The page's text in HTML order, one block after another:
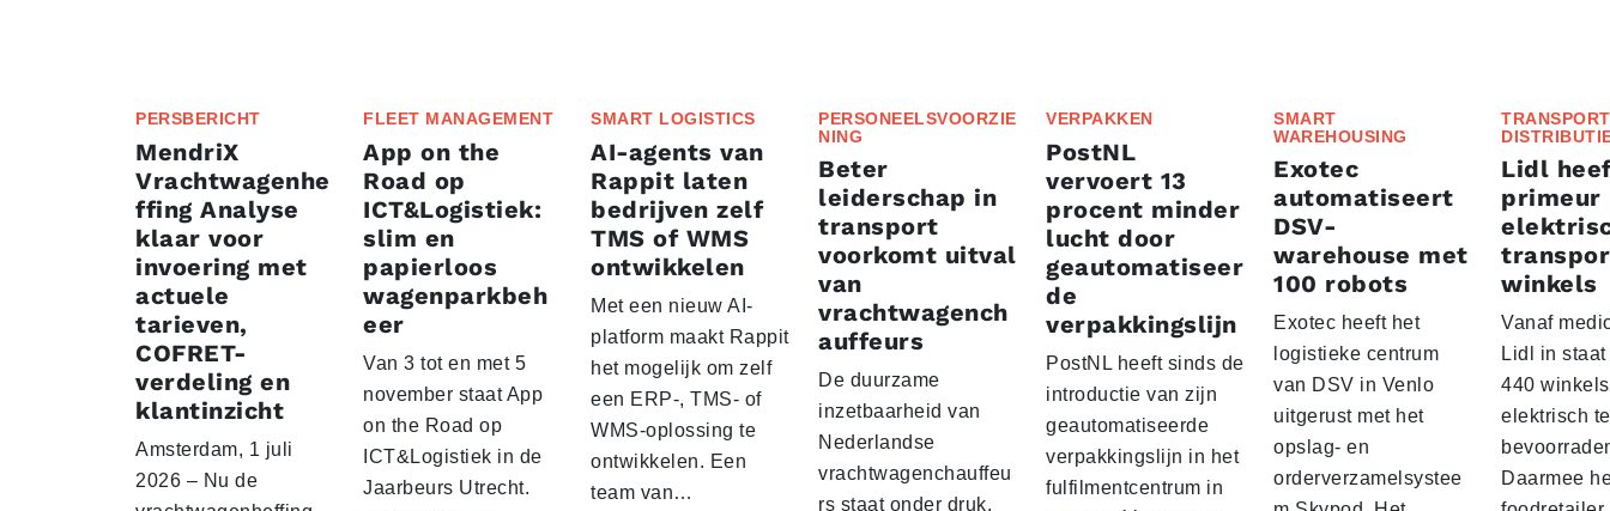
PERSBERICHT
MendriX
Vrachtwagenhe
ffing Analyse
klaar voor
invoering met
actuele
tarieven,
COFRET-
verdeling en
klantinzicht
Amsterdam, 1 juli
2026 – Nu de
FLEET MANAGEMENT
App on the
Road op
ICT&Logistiek:
slim en
papierloos
wagenparkbeh
eer
Van 3 tot en met 5
november staat App
on the Road op
ICT&Logistiek in de
Jaarbeurs Utrecht.
SMART LOGISTICS
AI-agents van
Rappit laten
bedrijven zelf
TMS of WMS
ontwikkelen
Met een nieuw AI-
platform maakt Rappit
het mogelijk om zelf
een ERP-, TMS- of
WMS-oplossing te
ontwikkelen. Een
team van…
PERSONEELSVOORZIE
NING
Beter
leiderschap in
transport
voorkomt uitval
van
vrachtwagench
auffeurs
De duurzame
inzetbaarheid van
Nederlandse
vrachtwagenchauffeu
rs staat onder druk.
VERPAKKEN
PostNL
vervoert 13
procent minder
lucht door
geautomatiseer
de
verpakkingslijn
PostNL heeft sinds de
introductie van zijn
geautomatiseerde
verpakkingslijn in het
fulfilmentcentrum in
SMART
WAREHOUSING
Exotec
automatiseert
DSV-
warehouse met
100 robots
Exotec heeft het
logistieke centrum
van DSV in Venlo
uitgerust met het
opslag- en
orderverzamelsystee
Lidl
primeur
winkels
Vanaf
Lidl in
440 winkels
elektrisch te
Daarmee